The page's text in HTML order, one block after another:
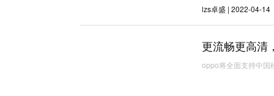
lzs卓盛 | 2022-04-14
更流畅更高清
oppo将全面支持中国